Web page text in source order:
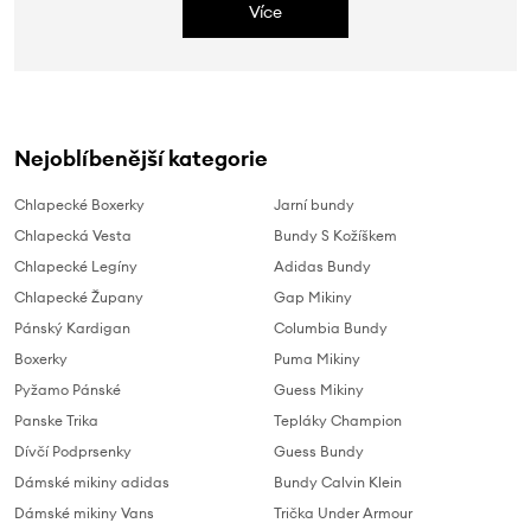
Více
Nejoblíbenější kategorie
Chlapecké Boxerky
Chlapecká Vesta
Chlapecké Legíny
Chlapecké Župany
Pánský Kardigan
Boxerky
Pyžamo Pánské
Panske Trika
Dívčí Podprsenky
Dámské mikiny adidas
Dámské mikiny Vans
Jarní bundy
Bundy S Kožíškem
Adidas Bundy
Gap Mikiny
Columbia Bundy
Puma Mikiny
Guess Mikiny
Tepláky Champion
Guess Bundy
Bundy Calvin Klein
Trička Under Armour